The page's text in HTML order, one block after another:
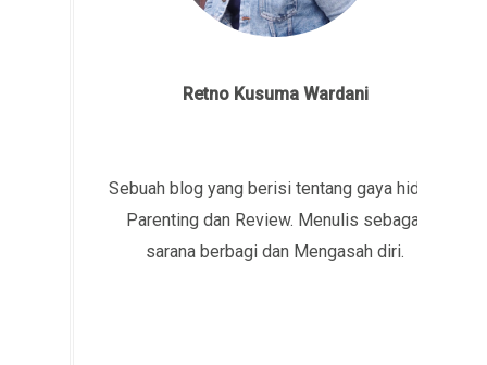
Retno Kusuma Wardani
Sebuah blog yang berisi tentang gaya hidup,
Parenting dan Review. Menulis sebagai
sarana berbagi dan Mengasah diri.